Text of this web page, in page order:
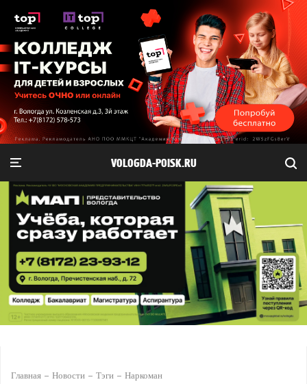
VOLOGDA-POISK.RU
Главная Новости Тэги Наркоман